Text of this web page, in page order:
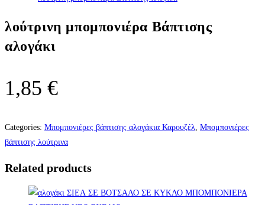
λούτρινη μπομπονιέρα Βάπτισης
αλογάκι
1,85 €
Categories: Μπομπονιέρες βάπτισης αλογάκια Καρουζέλ, Μπομπονιέρες
βάπτισης λούτρινα
Related products